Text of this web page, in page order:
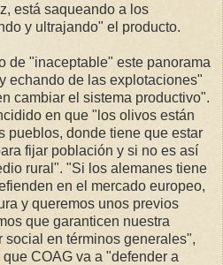
está saqueando a los
y ultrajando" el producto.
de "inaceptable" este panorama
echando de las explotaciones"
cambiar el sistema productivo".
en que "los olivos están
pueblos, donde tiene que estar
fijar población y si no es así
rural". "Si los alemanes tiene
en el mercado europeo,
y queremos unos previos
que garanticen nuestra
en términos generales",
COAG va a "defender a